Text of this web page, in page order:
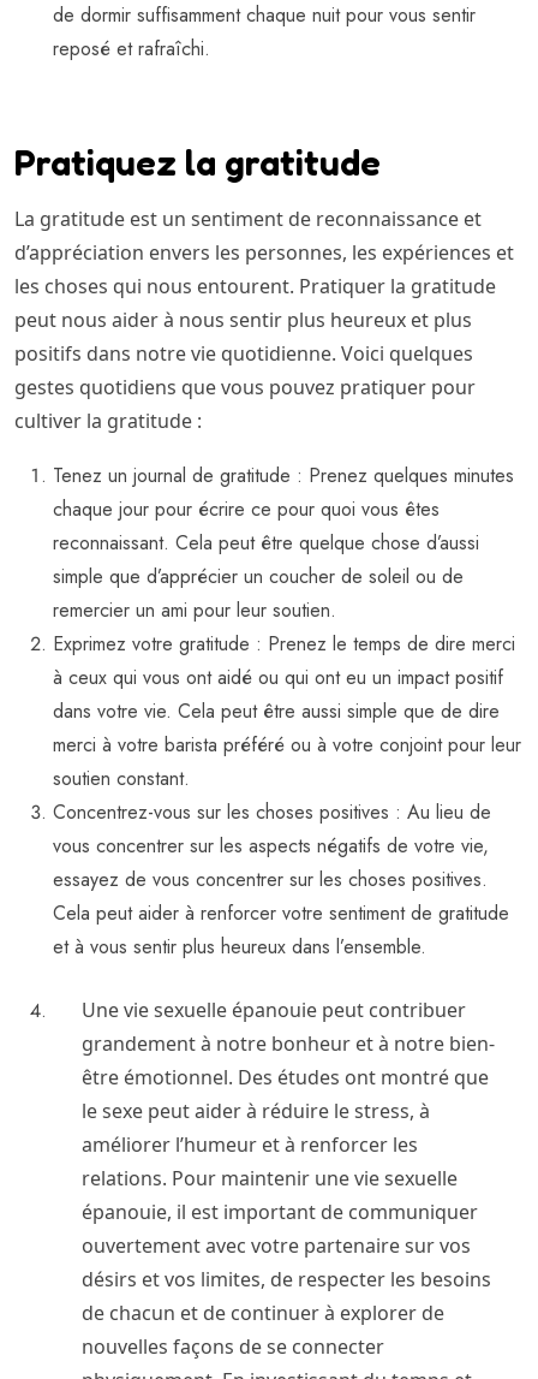
de dormir suffisamment chaque nuit pour vous sentir
reposé et rafraîchi.
Pratiquez la gratitude
La gratitude est un sentiment de reconnaissance et
d’appréciation envers les personnes, les expériences et
les choses qui nous entourent. Pratiquer la gratitude
peut nous aider à nous sentir plus heureux et plus
positifs dans notre vie quotidienne. Voici quelques
gestes quotidiens que vous pouvez pratiquer pour
cultiver la gratitude :
Tenez un journal de gratitude : Prenez quelques minutes
chaque jour pour écrire ce pour quoi vous êtes
reconnaissant. Cela peut être quelque chose d’aussi
simple que d’apprécier un coucher de soleil ou de
remercier un ami pour leur soutien.
Exprimez votre gratitude : Prenez le temps de dire merci
à ceux qui vous ont aidé ou qui ont eu un impact positif
dans votre vie. Cela peut être aussi simple que de dire
merci à votre barista préféré ou à votre conjoint pour leur
soutien constant.
Concentrez-vous sur les choses positives : Au lieu de
vous concentrer sur les aspects négatifs de votre vie,
essayez de vous concentrer sur les choses positives.
Cela peut aider à renforcer votre sentiment de gratitude
et à vous sentir plus heureux dans l’ensemble.
Une vie sexuelle épanouie peut contribuer
grandement à notre bonheur et à notre bien-
être émotionnel. Des études ont montré que
le sexe peut aider à réduire le stress, à
améliorer l’humeur et à renforcer les
relations. Pour maintenir une vie sexuelle
épanouie, il est important de communiquer
ouvertement avec votre partenaire sur vos
désirs et vos limites, de respecter les besoins
de chacun et de continuer à explorer de
nouvelles façons de se connecter